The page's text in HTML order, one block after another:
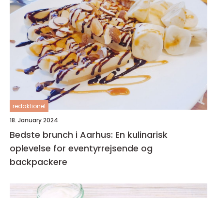
redaktionel
18. January 2024
Bedste brunch i Aarhus: En kulinarisk
oplevelse for eventyrrejsende og
backpackere